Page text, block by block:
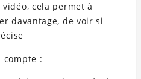
cela permet à
davantage, de voir si
compte :